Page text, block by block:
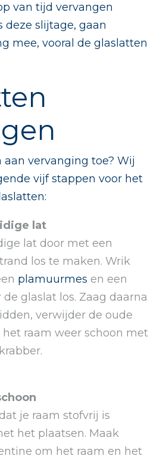
van tijd vervangen
deze slijtage, gaan
mee, vooral de glaslatten
vervanging toe? Wij
vijf stappen voor het
lat
lat door met een
los te maken. Wrik
plamuurmes en een
glaslat los. Zaag daarna
verwijder de oude
raam weer schoon met
je raam stofvrij is
het plaatsen. Maak
om het raam en het